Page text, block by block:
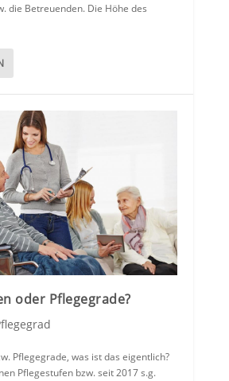
die Betreuenden. Die Höhe des
oder Pflegegrade?
Pflegegrade, was ist das eigentlich?
Pflegestufen bzw. seit 2017 s.g.